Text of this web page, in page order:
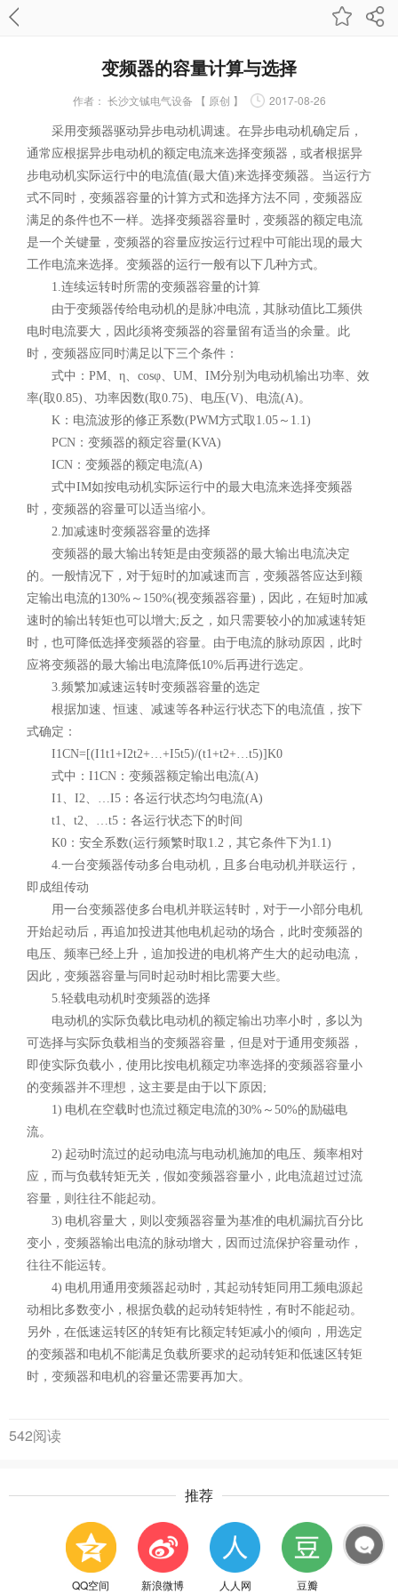
变频器的容量计算与选择
作者： 长沙文铖电气设备 【 原创 】 2017-08-26
采用变频器驱动异步电动机调速。在异步电动机确定后，
通常应根据异步电动机的额定电流来选择变频器，或者根据异
步电动机实际运行中的电流值(最大值)来选择变频器。当运行方
式不同时，变频器容量的计算方式和选择方法不同，变频器应
满足的条件也不一样。选择变频器容量时，变频器的额定电流
是一个关键量，变频器的容量应按运行过程中可能出现的最大
工作电流来选择。变频器的运行一般有以下几种方式。
1.连续运转时所需的变频器容量的计算
由于变频器传给电动机的是脉冲电流，其脉动值比工频供
电时电流要大，因此须将变频器的容量留有适当的余量。此
时，变频器应同时满足以下三个条件：
式中：PM、η、cosφ、UM、IM分别为电动机输出功率、效
率(取0.85)、功率因数(取0.75)、电压(V)、电流(A)。
K：电流波形的修正系数(PWM方式取1.05～1.1)
PCN：变频器的额定容量(KVA)
ICN：变频器的额定电流(A)
式中IM如按电动机实际运行中的最大电流来选择变频器
时，变频器的容量可以适当缩小。
2.加减速时变频器容量的选择
变频器的最大输出转矩是由变频器的最大输出电流决定
的。一般情况下，对于短时的加减速而言，变频器答应达到额
定输出电流的130%～150%(视变频器容量)，因此，在短时加减
速时的输出转矩也可以增大;反之，如只需要较小的加减速转矩
时，也可降低选择变频器的容量。由于电流的脉动原因，此时
应将变频器的最大输出电流降低10%后再进行选定。
3.频繁加减速运转时变频器容量的选定
根据加速、恒速、减速等各种运行状态下的电流值，按下
式确定：
I1CN=[(I1t1+I2t2+…+I5t5)/(t1+t2+…t5)]K0
式中：I1CN：变频器额定输出电流(A)
I1、I2、…I5：各运行状态均匀电流(A)
t1、t2、…t5：各运行状态下的时间
K0：安全系数(运行频繁时取1.2，其它条件下为1.1)
4.一台变频器传动多台电动机，且多台电动机并联运行，
即成组传动
用一台变频器使多台电机并联运转时，对于一小部分电机
开始起动后，再追加投进其他电机起动的场合，此时变频器的
电压、频率已经上升，追加投进的电机将产生大的起动电流，
因此，变频器容量与同时起动时相比需要大些。
5.轻载电动机时变频器的选择
电动机的实际负载比电动机的额定输出功率小时，多以为
可选择与实际负载相当的变频器容量，但是对于通用变频器，
即使实际负载小，使用比按电机额定功率选择的变频器容量小
的变频器并不理想，这主要是由于以下原因;
1) 电机在空载时也流过额定电流的30%～50%的励磁电
流。
2) 起动时流过的起动电流与电动机施加的电压、频率相对
应，而与负载转矩无关，假如变频器容量小，此电流超过过流
容量，则往往不能起动。
3) 电机容量大，则以变频器容量为基准的电机漏抗百分比
变小，变频器输出电流的脉动增大，因而过流保护容量动作，
往往不能运转。
4) 电机用通用变频器起动时，其起动转矩同用工频电源起
动相比多数变小，根据负载的起动转矩特性，有时不能起动。
另外，在低速运转区的转矩有比额定转矩减小的倾向，用选定
的变频器和电机不能满足负载所要求的起动转矩和低速区转矩
时，变频器和电机的容量还需要再加大。
542阅读
推荐
QQ空间 新浪微博 人人网 豆瓣